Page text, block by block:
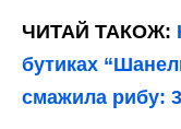
ЧИТАЙ ТАКОЖ:
бутиках
смажила рибу: 3